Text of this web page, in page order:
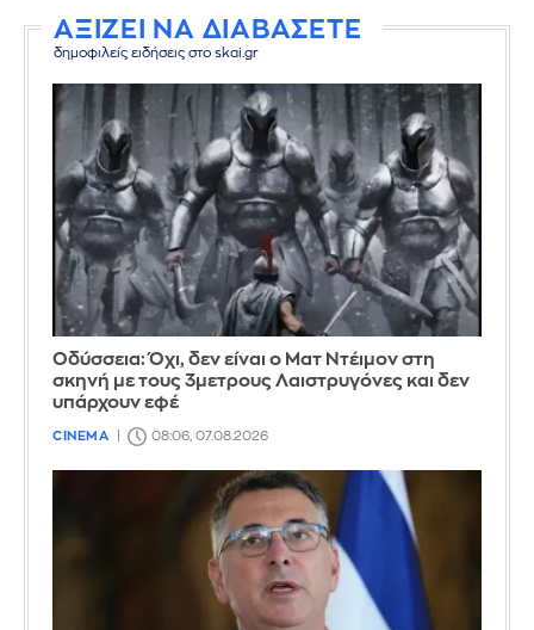
ΑΞΙΖΕΙ ΝΑ ΔΙΑΒΑΣΕΤΕ
δημοφιλείς ειδήσεις στο skai.gr
Οδύσσεια: Όχι, δεν είναι ο Ματ Ντέιμον στη
σκηνή με τους 3μετρους Λαιστρυγόνες και δεν
υπάρχουν εφέ
CINEMA 08:06, 07.08.2026